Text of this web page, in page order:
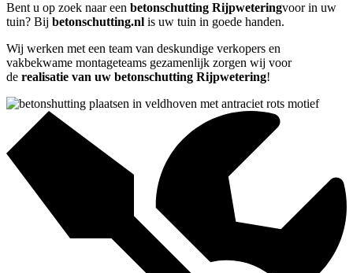
Bent u op zoek naar een betonschutting Rijpweteringvoor in uw
tuin? Bij betonschutting.nl is uw tuin in goede handen.
Wij werken met een team van deskundige verkopers en
vakbekwame montageteams gezamenlijk zorgen wij voor
de realisatie van uw betonschutting Rijpwetering!